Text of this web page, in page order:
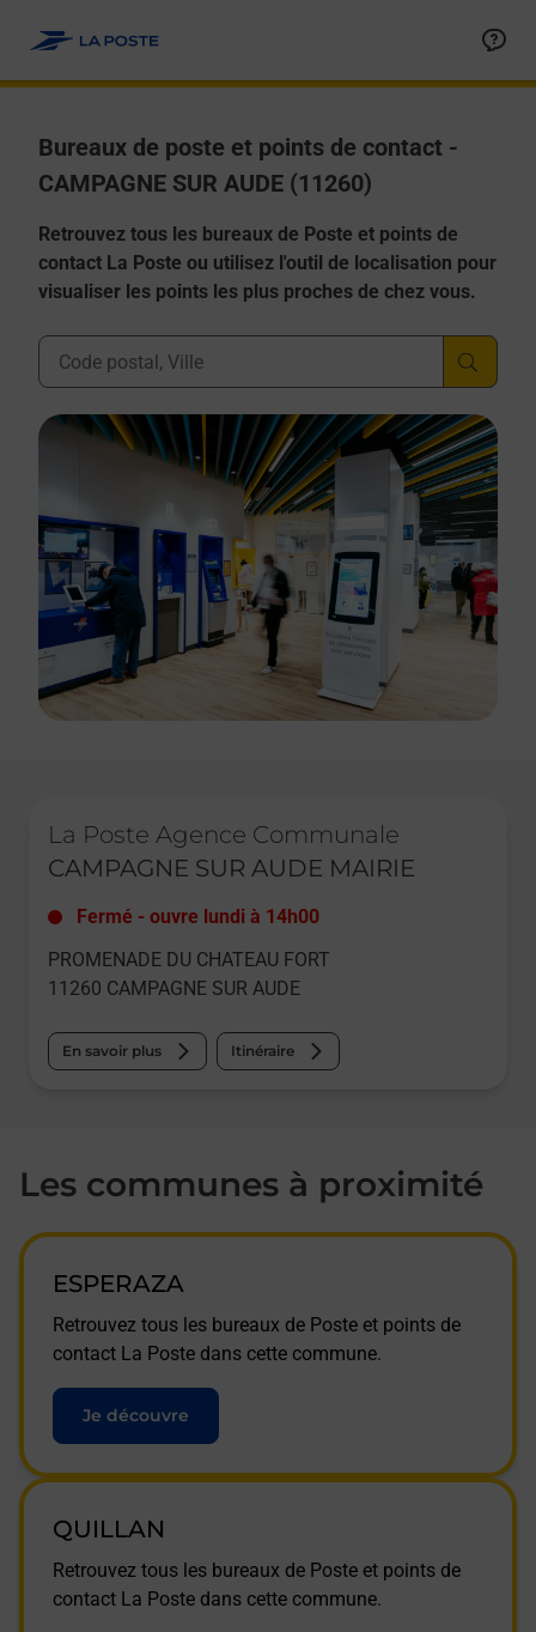
Bureaux de poste et points de contact -
CAMPAGNE SUR AUDE (11260)
Retrouvez tous les bureaux de Poste et points de
contact La Poste ou utilisez l'outil de localisation pour
visualiser les points les plus proches de chez vous.
Ville, Département, Code Postal
La Poste Agence Communale
CAMPAGNE SUR AUDE MAIRIE
Fermé - ouvre lundi à 14h00
PROMENADE DU CHATEAU FORT
11260 CAMPAGNE SUR AUDE
En savoir plus Itinéraire
Les communes à proximité
ESPERAZA
Retrouvez tous les bureaux de Poste et points de
contact La Poste dans cette commune.
Je découvre
QUILLAN
Retrouvez tous les bureaux de Poste et points de
contact La Poste dans cette commune.